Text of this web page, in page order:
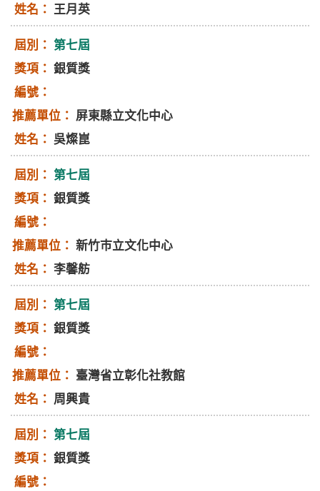
王月英
第七屆
銀質獎
屏東縣立文化中心
吳燦崑
第七屆
銀質獎
新竹巿立文化中心
李馨舫
第七屆
銀質獎
臺灣省立彰化社教館
周興貴
第七屆
銀質獎